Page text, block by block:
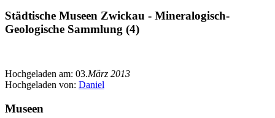
Städtische Museen Zwickau - Mineralogisch-
Geologische Sammlung (4)
Hochgeladen am: 03.März 2013
Hochgeladen von: Daniel
Museen